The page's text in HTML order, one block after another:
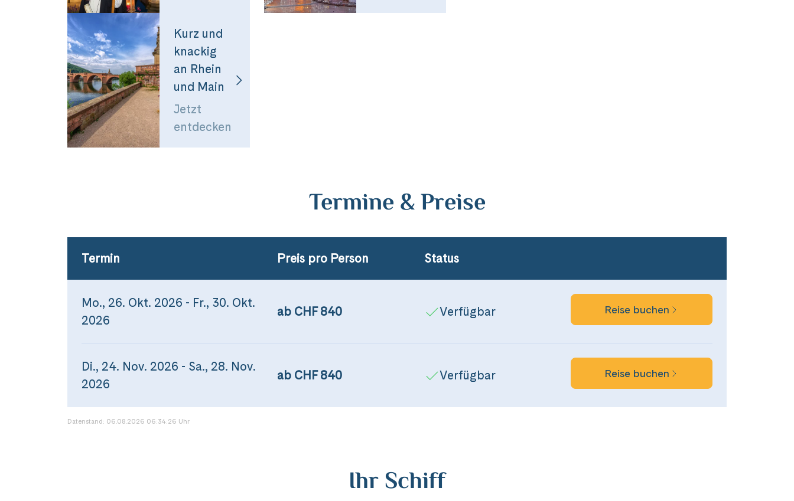
Kurz und
knackig
an Rhein
und Main
Jetzt
entdecken
Termine & Preise
Termin Preis pro Person Status
Mo., 26. Okt. 2026 - Fr., 30. Okt.
2026
ab CHF 840 Verfügbar Reise buchen
Di., 24. Nov. 2026 - Sa., 28. Nov.
2026
ab CHF 840 Verfügbar Reise buchen
Datenstand: 06.08.2026 06:34:26 Uhr
Ihr Schiff